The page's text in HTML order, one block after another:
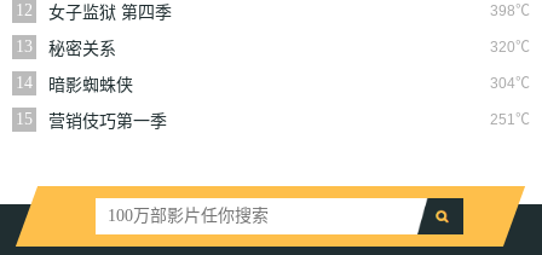
12
398℃
女子监狱 第四季
13
320℃
秘密关系
14
304℃
暗影蜘蛛侠
15
251℃
营销伎巧第一季